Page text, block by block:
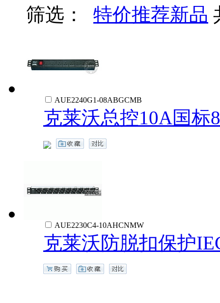
筛选：
特价推荐新品
AUE2240G1-08ABGCMB
克莱沃总控10A国标
AUE2230C4-10AHCNMW
克莱沃防脱扣保护